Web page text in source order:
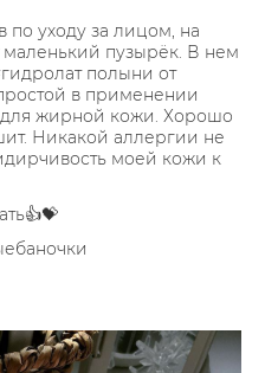
уходу за лицом, на
маленький пузырёк. В нем
полыни от
в применении
для жирной кожи. Хорошо
Никакой аллергии не
моей кожи к